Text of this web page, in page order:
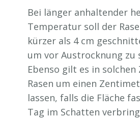
Bei länger anhaltender
Temperatur soll der
kürzer als 4 cm
um vor Austrocknung zu
Ebenso gilt es in solchen
Rasen um einen
lassen, falls die Fläche
Tag im Schatten